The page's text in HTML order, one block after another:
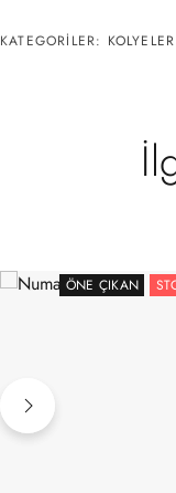
KATEGORILER: KOLYELER
ÖNE ÇIKAN